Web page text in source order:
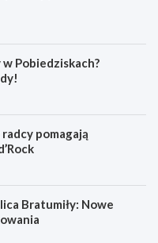
Pobiedziskach?
pomagają
Bratumiły: Nowe